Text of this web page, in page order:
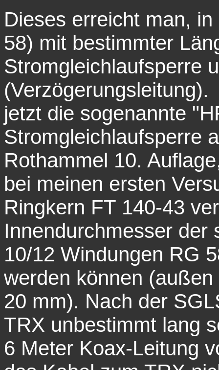
Dieses erreicht man,
58) mit bestimmter
Stromgleichlaufsperre
jetzt die sogenannte
Stromgleichlaufsperre
Rothammel 10.
bei meinen ersten
Ringkern FT 140-43
Innendurchmesser der
10/12 Windungen RG
werden können
20 mm). Nach der
TRX unbestimmt lang
6 Meter Koax-Leitung